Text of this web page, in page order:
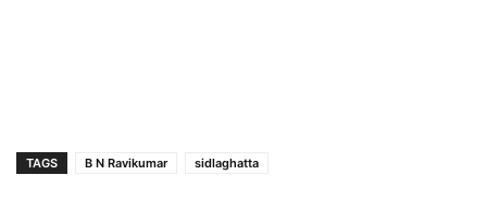
TAGS B N Ravikumar sidlaghatta